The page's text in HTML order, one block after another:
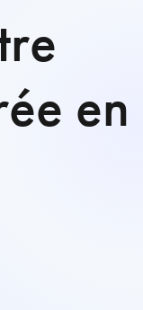
en